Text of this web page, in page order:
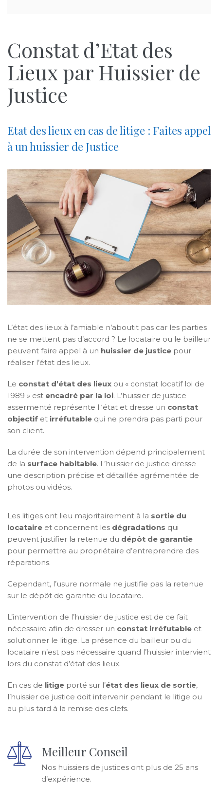
Constat d’Etat des
Lieux par Huissier de
Justice
Etat des lieux en cas de litige : Faites appel
à un huissier de Justice
L’état des lieux à l’amiable n’aboutit pas car les parties
ne se mettent pas d’accord ? Le locataire ou le bailleur
peuvent faire appel à un huissier de justice pour
réaliser l’état des lieux.
Le constat d’état des lieux ou « constat locatif loi de
1989 » est encadré par la loi. L’huissier de justice
assermenté représente l ‘état et dresse un constat
objectif et irréfutable qui ne prendra pas parti pour
son client.
La durée de son intervention dépend principalement
de la surface habitable. L’huissier de justice dresse
une description précise et détaillée agrémentée de
photos ou vidéos.
Les litiges ont lieu majoritairement à la sortie du
locataire et concernent les dégradations qui
peuvent justifier la retenue du dépôt de garantie
pour permettre au propriétaire d’entreprendre des
réparations.
Cependant, l’usure normale ne justifie pas la retenue
sur le dépôt de garantie du locataire.
L’intervention de l’huissier de justice est de ce fait
nécessaire afin de dresser un constat irréfutable et
solutionner le litige. La présence du bailleur ou du
locataire n’est pas nécessaire quand l’huissier intervient
lors du constat d’état des lieux.
En cas de litige porté sur l’état des lieux de sortie,
l’huissier de justice doit intervenir pendant le litige ou
au plus tard à la remise des clefs.
Meilleur Conseil
Nos huissiers de justices ont plus de 25 ans
d’expérience.